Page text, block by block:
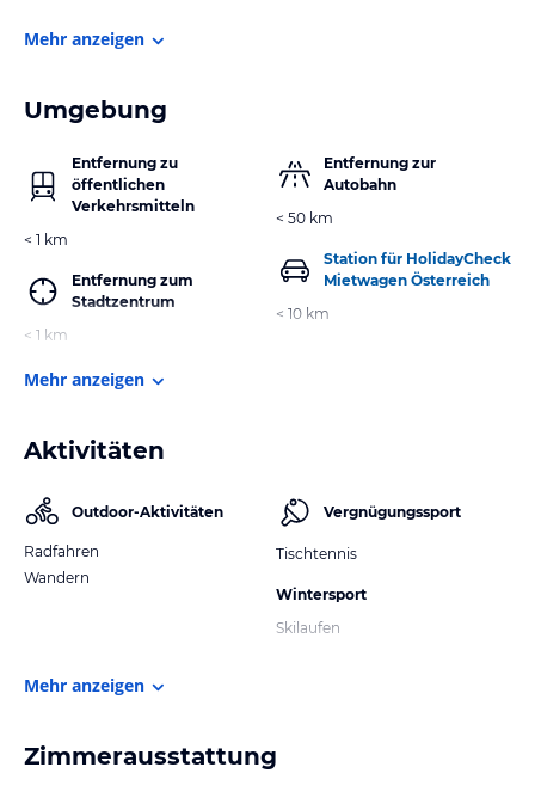
Mehr anzeigen
Umgebung
Entfernung zu
öffentlichen
Verkehrsmitteln
< 1 km
Entfernung zum
Stadtzentrum
< 1 km
Entfernung zur
Autobahn
< 50 km
Station für HolidayCheck
Mietwagen Österreich
< 10 km
Mehr anzeigen
Aktivitäten
Outdoor-Aktivitäten
Radfahren
Wandern
Vergnügungssport
Tischtennis
Wintersport
Skilaufen
Mehr anzeigen
Zimmerausstattung